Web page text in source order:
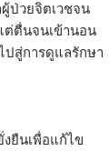
ป่วยจิตเวชจน
ต่ตื่นจนเข้านอน
ปสู่การดูแลรักษา
ยืนเพื่อแก้ไข